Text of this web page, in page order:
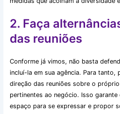
2. Faça
das reuniões
Conforme já vimos, não basta
incluí-la em sua agência. Para tanto,
direção das reuniões sobre o
pertinentes ao negócio. Isso
espaço para se expressar e propor